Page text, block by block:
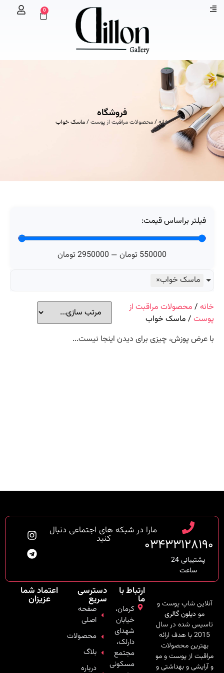
0
فروشگاه
خانه/محصولات مراقبت از پوست/ ماسک خواب
فیلتر براساس قیمت:
550000 تومان —
2950000تومان
ماسک خواب×
خانه / محصولات مراقبت از
پوست / ماسک خواب
با عرض پوزش، چیزی برای دیدن اینجا نیست...
۰۳۴۳۳۱۲۸۱۹۰
پشتیبانی 24
ساعت
مارا در شبکه های اجتماعی دنبال
کنید
آنلاین شاپ پوست و
مو دیلون گالری
تاسیس شده در سال
2015 با هدف ارائه
بهترین محصولات
مراقبت از پوست و مو
و آرایشی و بهداشتی و
ارتباط با
ما
کرمان،
خیابان
شهدای
دارلک،
مجتمع
مسکونی
دسترسی
سریع
صفحه
اصلی
محصولات
بلاگ
درباره
اعتماد شما
عزیزان